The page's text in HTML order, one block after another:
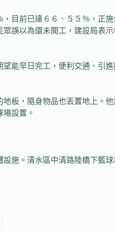
前已達６６．５５％，正
誤以為還未開工，建設局表
早日完工，便利交通、引
，隨身物品也丟置地上。
設置。
。清水區中清路陸橋下籃